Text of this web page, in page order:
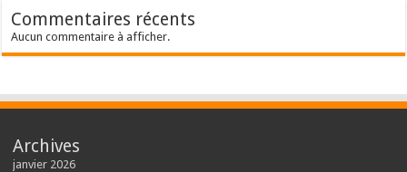
Commentaires récents
Aucun commentaire à afficher.
Archives
janvier 2026